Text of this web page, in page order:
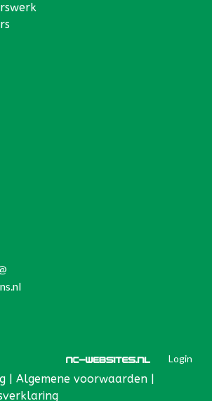
Login
| Algemene voorwaarden |